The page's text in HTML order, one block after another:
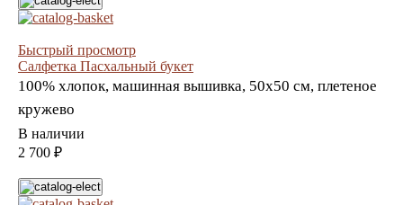
Быстрый просмотр
Салфетка Пасхальный букет
100% хлопок, машинная вышивка, 50х50 см, плетеное
кружево
В наличии
2 700 ₽